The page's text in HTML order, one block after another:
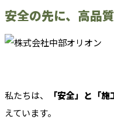
安全の先に、高品
私たちは、 「安全」と「
えています。